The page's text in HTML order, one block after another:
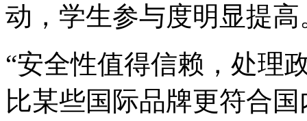
动，学生参与度明显提
“安全性值得信赖，处理
比某些国际品牌更符合